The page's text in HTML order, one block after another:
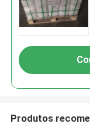
Produtos